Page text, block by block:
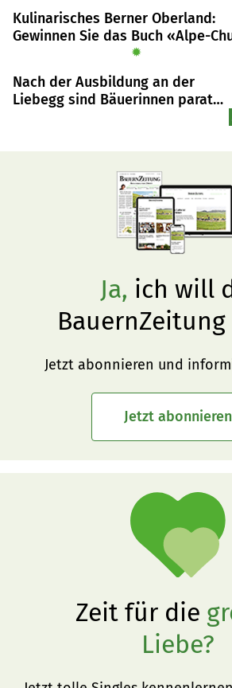
sind, tritt der sogenannte Hitzestress
bemerkbar macht und was man
Kulinarisches Berner Oberland:
Gewinnen Sie das Buch «Alpe-
✹
Nach der Ausbildung an der
Liebegg sind Bäuerinnen parat
Ja, ich will
BauernZeitung
Jetzt abonnieren und
Jetzt abonnieren
Zeit für die
Liebe?